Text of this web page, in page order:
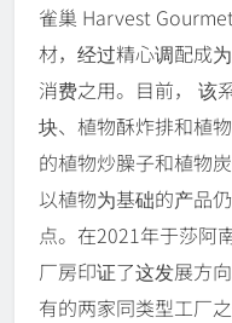
雀巢 Harvest
材，经过精心调配成
消费之用。目前， 该
块、植物酥炸排和植
的植物炒臊子和植物炭
以植物为基础的产品
点。在2021年于莎阿
厂房印证了这发展方
有的两家同类型工厂